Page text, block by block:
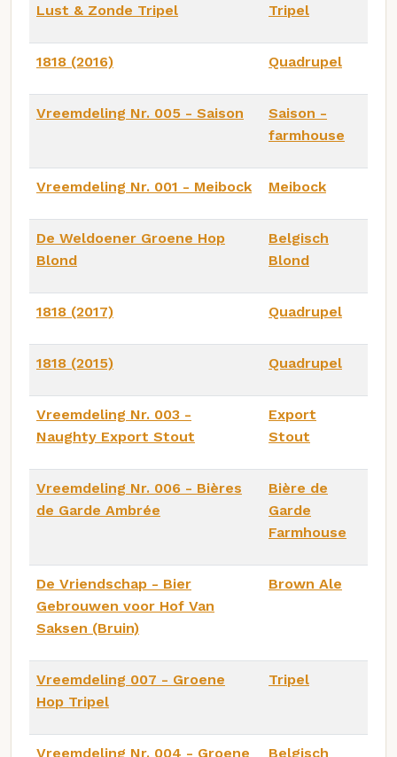
Lust & Zonde Tripel Tripel
1818 (2016) Quadrupel
Vreemdeling Nr. 005 - Saison
Saison -
farmhouse
Vreemdeling Nr. 001 - Meibock Meibock
De Weldoener Groene Hop
Blond
Belgisch
Blond
1818 (2017) Quadrupel
1818 (2015) Quadrupel
Vreemdeling Nr. 003 -
Naughty Export Stout
Export
Stout
Vreemdeling Nr. 006 - Bières
de Garde Ambrée
Bière de
Garde
Farmhouse
De Vriendschap - Bier
Gebrouwen voor Hof Van
Saksen (Bruin)
Brown Ale
Vreemdeling 007 - Groene
Hop Tripel
Tripel
Vreemdeling Nr. 004 - Groene
Belgisch